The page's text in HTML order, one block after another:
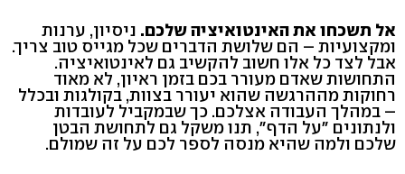
אל תשכחו את האינטואיציה שלכם. ניסיון, ערנות
ומקצועיות – הם שלושת הדברים שכל מגייס טוב צריך.
אבל לצד כל אלו חשוב להקשיב גם לאינטואיציה.
התחושות שאדם מעורר בכם בזמן ראיון, לא מאוד
רחוקות מההרגשה שהוא יעורר בצוות, בקולגות ובכלל
– במהלך העבודה אצלכם. כך שבמקביל לעובדות
ולנתונים "על הדף", תנו משקל גם לתחושת הבטן
שלכם ולמה שהיא מנסה לספר לכם על זה שמולם.